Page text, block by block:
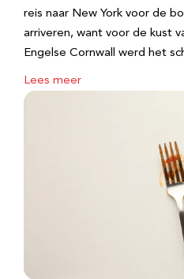
reis naar New York voor de
arriveren, want voor de kust
Engelse Cornwall werd het
Lees meer